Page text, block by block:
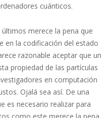
cuánticos.
merece la pena que
en la codificación del estado
razonable aceptar que un
propiedad de las partículas
en computación
Ojalá sea así. De una
es necesario realizar para
como este merece la pena.